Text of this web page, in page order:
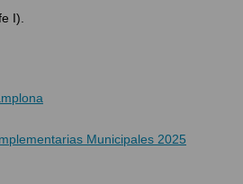
I).
Municipales 2025